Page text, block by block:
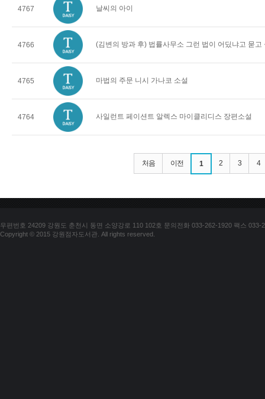
4767 날씨의 아이
4766 (김변의 방과 후) 법률사무소 그런 법이 어딨냐고 묻고
4765 마법의 주문 니시 가나코 소설
4764 사일런트 페이션트 알렉스 마이클리디스 장편소설
처음 이전 1 2 3 4
우편번호 24209 강원도 춘천시 동면 소양강로 110 102호 문의전화 033-262-1920 팩스 033-
Copyright © 2015 강원점자도서관. All rights reserved.